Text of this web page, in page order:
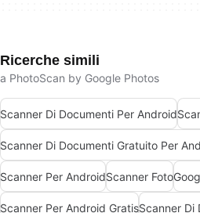
Ricerche simili
a PhotoScan by Google Photos
Scanner Di Documenti Per Android
Scanner Per AndroidScanner Foto
Scanner Per Android GratisScanner Di